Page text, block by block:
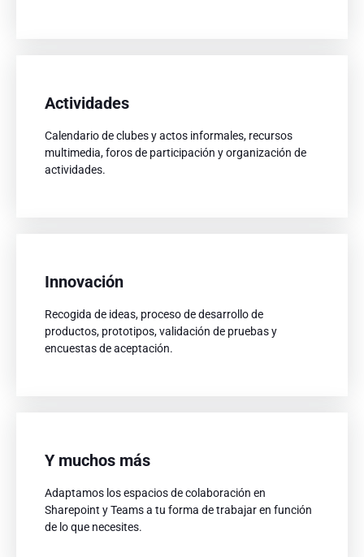
Actividades
Calendario de clubes y actos informales, recursos
multimedia, foros de participación y organización de
actividades.
Actividades
Calendario de clubes y actos informales, recursos
multimedia, foros de participación y organización de
actividades.
Innovación
Recogida de ideas, proceso de desarrollo de
productos, prototipos, validación de pruebas y
encuestas de aceptación.
Innovación
Recogida de ideas, proceso de desarrollo de
productos, prototipos, validación de pruebas y
encuestas de aceptación.
Y muchos más
Adaptamos los espacios de colaboración en
Sharepoint y Teams a tu forma de trabajar en función
de lo que necesites.
Y muchos más
Adaptamos los espacios de colaboración en
Sharepoint y Teams a tu forma de trabajar en función
de lo que necesites.